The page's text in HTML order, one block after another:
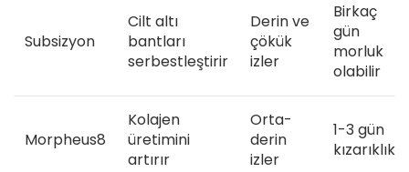
Subsizyon
Cilt altı
bantları
serbestleştirir
Derin ve
çökük
izler
Birkaç
gün
morluk
olabilir
Morpheus8
Kolajen
üretimini
artırır
Orta-
derin
izler
1-3 gün
kızarıklık